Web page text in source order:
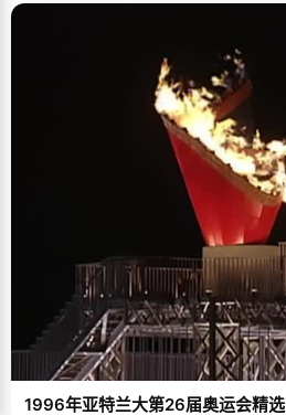
1996年亚特兰大第26届奥运会精选